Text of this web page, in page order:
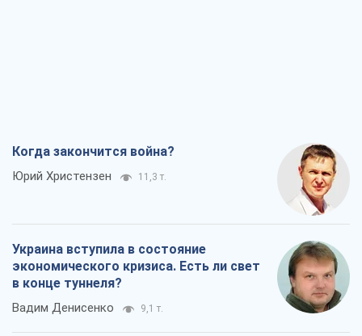
Когда закончится война?
Юрий Христензен 11,3 т.
Украина вступила в состояние
экономического кризиса. Есть ли свет
в конце туннеля?
Вадим Денисенко 9,1 т.